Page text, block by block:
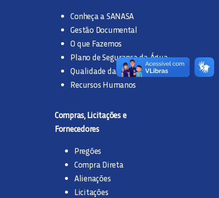
Conheça a SANASA
Gestão Documental
O que Fazemos
Plano de Segurança da Água
Qualidade da Água
Recursos Humanos
Compras, Licitações e
Fornecedores
Pregões
Compra Direta
Alienações
Licitações